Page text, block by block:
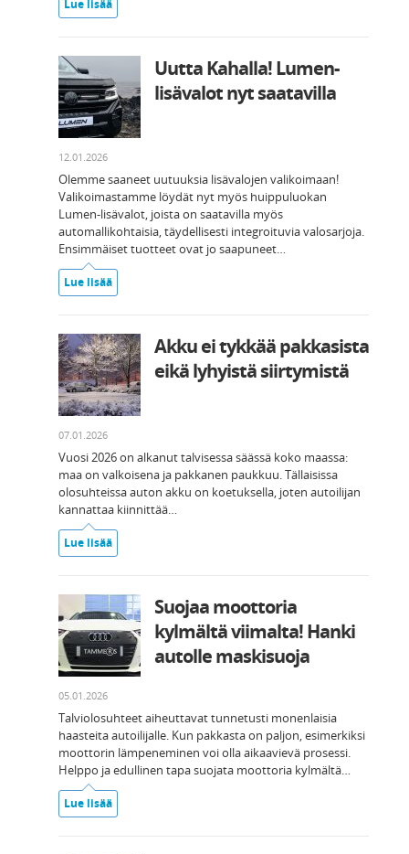
Lue lisää
Uutta Kahalla! Lumen-
lisävalot nyt saatavilla
12.01.2026
Olemme saaneet uutuuksia lisävalojen valikoimaan!
Valikoimastamme löydät nyt myös huippuluokan
Lumen-lisävalot, joista on saatavilla myös
automallikohtaisia, täydellisesti integroituvia valosarjoja.
Ensimmäiset tuotteet ovat jo saapuneet…
Lue lisää
Akku ei tykkää pakkasista
eikä lyhyistä siirtymistä
07.01.2026
Vuosi 2026 on alkanut talvisessa säässä koko maassa:
maa on valkoisena ja pakkanen paukkuu. Tällaisissa
olosuhteissa auton akku on koetuksella, joten autoilijan
kannattaa kiinnittää…
Lue lisää
Suojaa moottoria
kylmältä viimalta! Hanki
autolle maskisuoja
05.01.2026
Talviolosuhteet aiheuttavat tunnetusti monenlaisia
haasteita autoilijalle. Kun pakkasta on paljon, esimerkiksi
moottorin lämpeneminen voi olla aikaavievä prosessi.
Helppo ja edullinen tapa suojata moottoria kylmältä…
Lue lisää